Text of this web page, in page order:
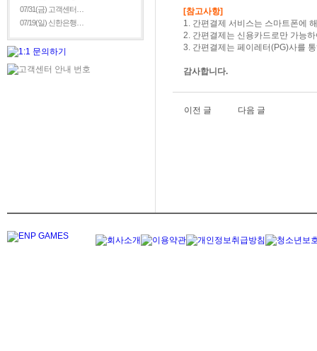
07/31(금) 고객센터…
07/19(일) 신한은행…
[참고사항]
1. 간편결제 서비스는 스마트폰에
2. 간편결제는 신용카드로만 가능
3. 간편결제는 페이레터(PG)사를
감사합니다.
이전 글 다음 글